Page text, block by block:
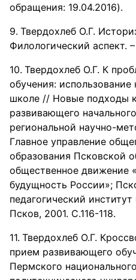
обращения: 19.04.2016).
Твердохлеб О.Г.
Филологический аспект.
Твердохлеб О.Г. К
обучения:
школе // Новые подходы
развивающего
региональной научно-
Главное управление
образования Псковской
общественное движение
будущность России»;
педагогический
Псков, 2001. С.116-118.
Твердохлеб О.Г.
прием развивающего
Пермского